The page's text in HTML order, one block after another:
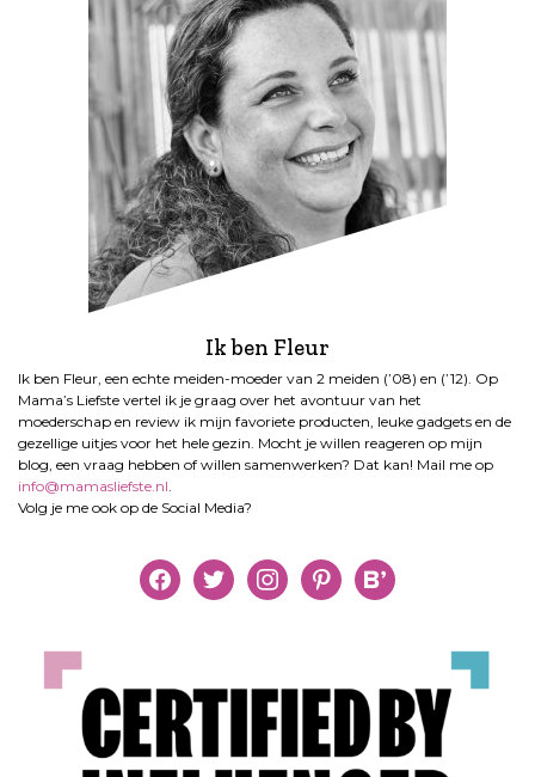
Ik ben Fleur
Ik ben Fleur, een echte meiden-moeder van 2 meiden (’08) en (’12). Op
Mama’s Liefste vertel ik je graag over het avontuur van het
moederschap en review ik mijn favoriete producten, leuke gadgets en de
gezellige uitjes voor het hele gezin. Mocht je willen reageren op mijn
blog, een vraag hebben of willen samenwerken? Dat kan! Mail me op
info@mamasliefste.nl
Volg je me ook op de Social Media?
facebooktwitter instagrampinterestbloglovin